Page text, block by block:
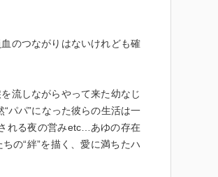
のつながりはないけれども確
流しながらやって来た幼なじ
パパ”になった彼らの生活は一
れる夜の営みetc…あゆの存在
の“絆”を描く、愛に満ちたハ